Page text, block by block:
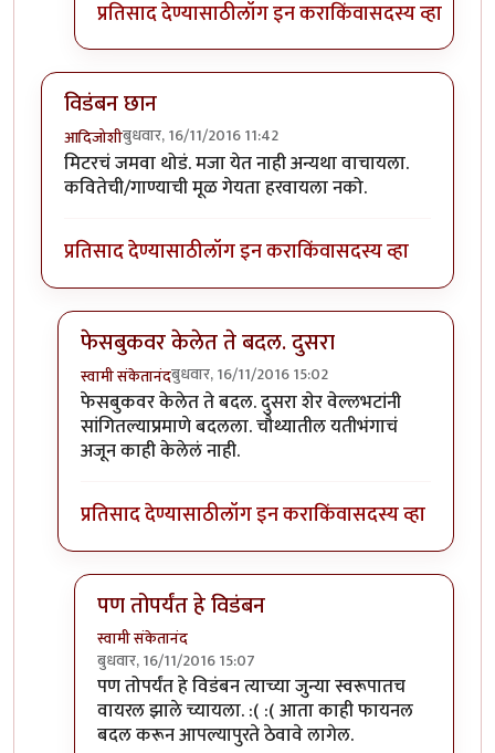
प्रतिसाद देण्यासाठीलॉग इन कराकिंवासदस्य व्हा
विडंबन छान
आदिजोशीबुधवार, 16/11/2016 11:42
मिटरचं जमवा थोडं. मजा येत नाही अन्यथा वाचायला.
कवितेची/गाण्याची मूळ गेयता हरवायला नको.
प्रतिसाद देण्यासाठीलॉग इन कराकिंवासदस्य व्हा
फेसबुकवर केलेत ते बदल. दुसरा
स्वामी संकेतानंदबुधवार, 16/11/2016 15:02
In reply toविडंबन छानbyआदिजोशी
फेसबुकवर केलेत ते बदल. दुसरा शेर वेल्लभटांनी
सांगितल्याप्रमाणे बदलला. चौथ्यातील यतीभंगाचं
अजून काही केलेलं नाही.
प्रतिसाद देण्यासाठीलॉग इन कराकिंवासदस्य व्हा
पण तोपर्यंत हे विडंबन
स्वामी संकेतानंद
बुधवार, 16/11/2016 15:07
In reply toफेसबुकवर केलेत ते बदल. दुसराby
पण तोपर्यंत हे विडंबन त्याच्या जुन्या स्वरूपातच
वायरल झाले च्यायला. :( :( आता काही फायनल
बदल करून आपल्यापुरते ठेवावे लागेल.